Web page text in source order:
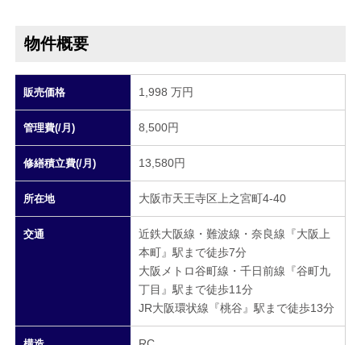
物件概要
販売価格 1,998 万円
管理費(/月) 8,500円
修繕積立費(/月) 13,580円
所在地 大阪市天王寺区上之宮町4-40
交通
近鉄大阪線・難波線・奈良線『大阪上
本町』駅まで徒歩7分
大阪メトロ谷町線・千日前線『谷町九
丁目』駅まで徒歩11分
JR大阪環状線『桃谷』駅まで徒歩13分